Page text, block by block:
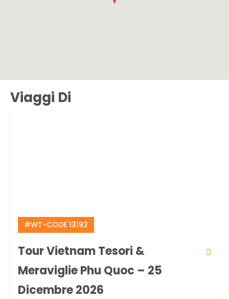
Viaggi Di
#WT-CODE 13192
Tour Vietnam Tesori &
Meraviglie Phu Quoc – 25
Dicembre 2026